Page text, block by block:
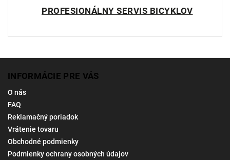
PROFESIONÁLNY SERVIS BICYKLOV
INFORMÁCIE PRE VÁS
O nás
FAQ
Reklamačný poriadok
Vrátenie tovaru
Obchodné podmienky
Podmienky ochrany osobných údajov